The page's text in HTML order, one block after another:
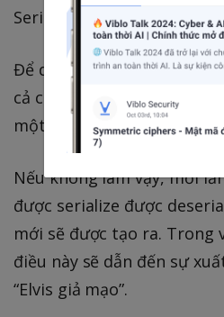
Serializable vào khai báo
Để duy trì đảm bảo
cả các instance field là
một phương thức
Nếu không làm vậy, mỗi
được serialize được
mới sẽ được tạo ra. Trong
điều này sẽ dẫn đến sự
“Elvis giả mạo”.